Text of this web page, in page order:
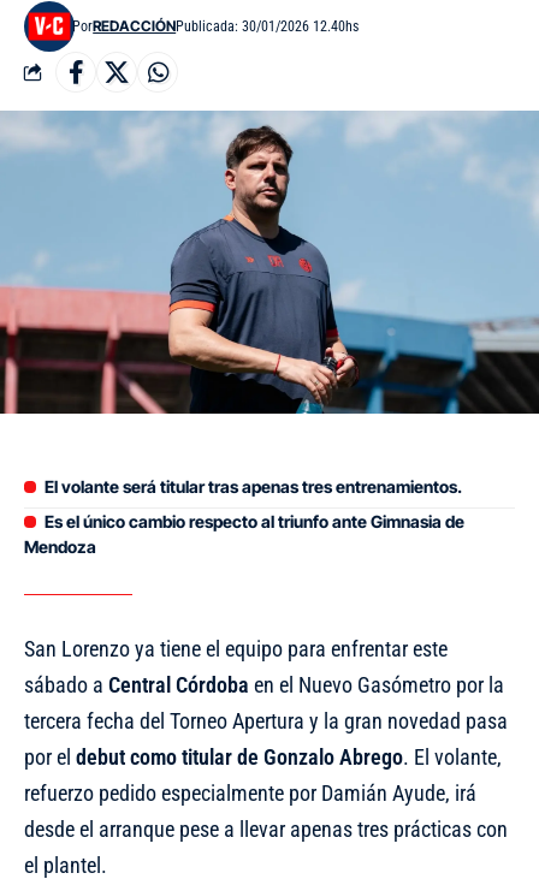
PorREDACCIÓNPublicada: 30/01/2026 12.40hs
El volante será titular tras apenas tres entrenamientos.
Es el único cambio respecto al triunfo ante Gimnasia de
Mendoza
San Lorenzo ya tiene el equipo para enfrentar este
sábado a Central Córdoba en el Nuevo Gasómetro por la
tercera fecha del Torneo Apertura y la gran novedad pasa
por el debut como titular de Gonzalo Abrego. El volante,
refuerzo pedido especialmente por Damián Ayude, irá
desde el arranque pese a llevar apenas tres prácticas con
el plantel.